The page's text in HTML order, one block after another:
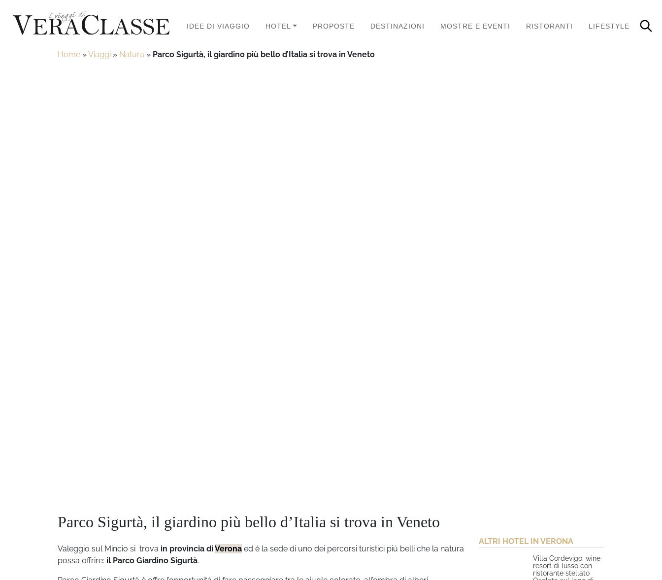
IDEE DI VIAGGIO HOTEL PROPOSTE DESTINAZIONI MOSTRE E EVENTI RISTORANTI LIFESTYLE
Home »Viaggi » Natura » Parco Sigurtà, il giardino più bello d’Italia si trova in Veneto
Parco Sigurtà, il giardino più bello d’Italia si trova in Veneto
Valeggio sul Mincio si trova in provincia diVerona ed è la sede di uno dei percorsi turistici più belli che la natura
possa offrire: il Parco Giardino Sigurtà.
ALTRI HOTEL IN VERONA
Villa Cordevigo: wine
resort di lusso con
ristorante stellato